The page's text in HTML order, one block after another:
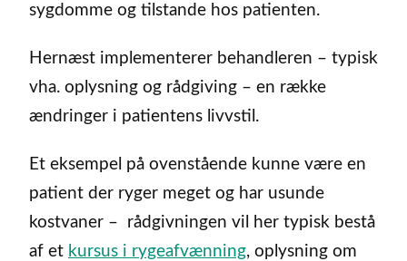
sygdomme og tilstande hos patienten.
Hernæst implementerer behandleren – typisk
vha. oplysning og rådgiving – en række
ændringer i patientens livvstil.
Et eksempel på ovenstående kunne være en
patient der ryger meget og har usunde
kostvaner – rådgivningen vil her typisk bestå
af et kursus i rygeafvænning, oplysning om